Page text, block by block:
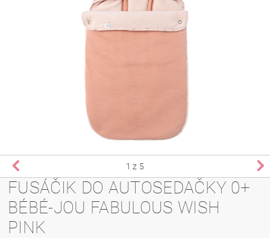
1 z 5
FUSÁČIK DO AUTOSEDAČKY 0+
BÉBÉ-JOU FABULOUS WISH
PINK